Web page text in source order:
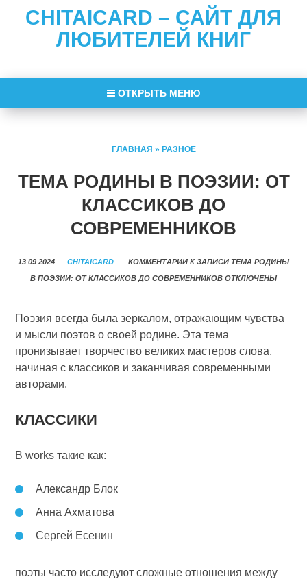
CHITAICARD – САЙТ ДЛЯ
ЛЮБИТЕЛЕЙ КНИГ
ОТКРЫТЬ МЕНЮ
ГЛАВНАЯ » РАЗНОЕ
ТЕМА РОДИНЫ В ПОЭЗИИ: ОТ
КЛАССИКОВ ДО
СОВРЕМЕННИКОВ
13 09 2024 CHITAICARD КОММЕНТАРИИ К ЗАПИСИ ТЕМА РОДИНЫ
В ПОЭЗИИ: ОТ КЛАССИКОВ ДО СОВРЕМЕННИКОВ ОТКЛЮЧЕНЫ
Поэзия всегда была зеркалом, отражающим чувства
и мысли поэтов о своей родине. Эта тема
пронизывает творчество великих мастеров слова,
начиная с классиков и заканчивая современными
авторами.
КЛАССИКИ
В works такие как:
Александр Блок
Анна Ахматова
Сергей Есенин
поэты часто исследуют сложные отношения между